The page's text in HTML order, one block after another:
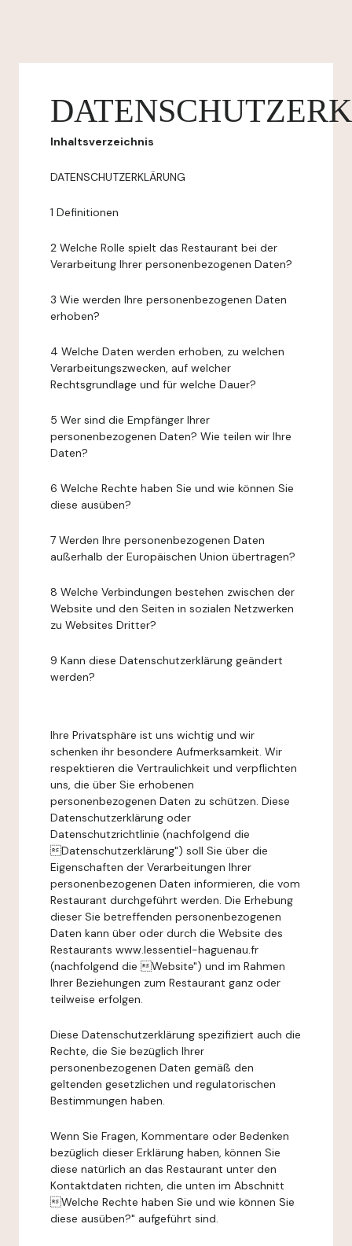
Inhaltsverzeichnis
DATENSCHUTZERKLÄRUNG
1 Definitionen
2 Welche Rolle spielt das Restaurant bei der
Verarbeitung Ihrer personenbezogenen Daten?
3 Wie werden Ihre personenbezogenen Daten
erhoben?
4 Welche Daten werden erhoben, zu welchen
Verarbeitungszwecken, auf welcher
Rechtsgrundlage und für welche Dauer?
5 Wer sind die Empfänger Ihrer
personenbezogenen Daten? Wie teilen wir Ihre
Daten?
6 Welche Rechte haben Sie und wie können Sie
diese ausüben?
7 Werden Ihre personenbezogenen Daten
außerhalb der Europäischen Union übertragen?
8 Welche Verbindungen bestehen zwischen der
Website und den Seiten in sozialen Netzwerken
zu Websites Dritter?
9 Kann diese Datenschutzerklärung geändert
werden?
Ihre Privatsphäre ist uns wichtig und wir
schenken ihr besondere Aufmerksamkeit. Wir
respektieren die Vertraulichkeit und verpflichten
uns, die über Sie erhobenen
personenbezogenen Daten zu schützen. Diese
Datenschutzerklärung oder
Datenschutzrichtlinie (nachfolgend die
Datenschutzerklärung") soll Sie über die
Eigenschaften der Verarbeitungen Ihrer
personenbezogenen Daten informieren, die vom
Restaurant durchgeführt werden. Die Erhebung
dieser Sie betreffenden personenbezogenen
Daten kann über oder durch die Website des
Restaurants www.lessentiel-haguenau.fr
(nachfolgend die Website") und im Rahmen
Ihrer Beziehungen zum Restaurant ganz oder
teilweise erfolgen.
Diese Datenschutzerklärung spezifiziert auch die
Rechte, die Sie bezüglich Ihrer
personenbezogenen Daten gemäß den
geltenden gesetzlichen und regulatorischen
Bestimmungen haben.
Wenn Sie Fragen, Kommentare oder Bedenken
bezüglich dieser Erklärung haben, können Sie
diese natürlich an das Restaurant unter den
Kontaktdaten richten, die unten im Abschnitt
Welche Rechte haben Sie und wie können Sie
diese ausüben?" aufgeführt sind.